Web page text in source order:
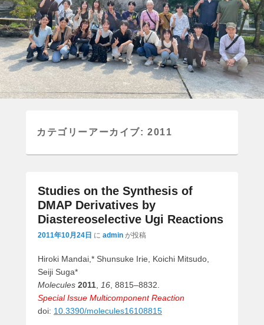
カテゴリーアーカイブ:2011
Studies on the Synthesis of
DMAP Derivatives by
Diastereoselective Ugi Reactions
2011年10月24日 に admin が投稿
Hiroki Mandai,* Shunsuke Irie, Koichi Mitsudo,
Seiji Suga*
Molecules 2011 16 , 8815–8832.
Special Issue Multicomponent Reaction
doi: 10.3390/molecules16108815